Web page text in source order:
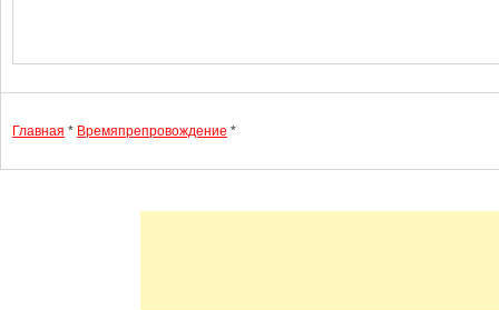
Главная * Времяпрепровождение *